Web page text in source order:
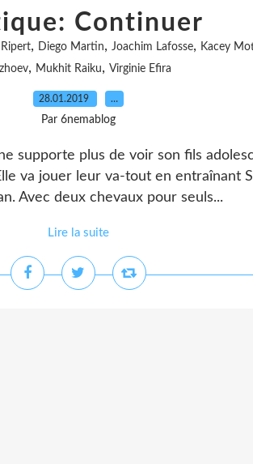
Continuer
, Diego Martin, Joachim Lafosse, Kacey
, Mukhit Raiku, Virginie Efira
28.01.2019 …
Par 6nemablog
supporte plus de voir son fils
va jouer leur va-tout en entraînant
Avec deux chevaux pour seuls...
Lire la suite